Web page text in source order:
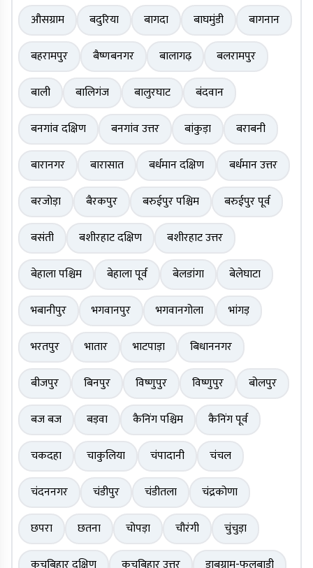
औसग्राम
बदुरिया बागदा बाघमुंडी
बागनान
बहरामपुर
बैष्णबनगर बालागढ़
बलरामपुर
बाली
बालिगंज बालुरघाट
बंदवान
बनगांव दक्षिण
बनगांव उत्तर बांकुड़ा
बराबनी
बारानगर
बारासात बर्धमान दक्षिण
बर्धमान उत्तर
बरजोड़ा
बैरकपुर बरुईपुर पश्चिम
बरुईपुर पूर्व
बसंती
बशीरहाट दक्षिण
बशीरहाट उत्तर
बेहाला पश्चिम
बेहाला पूर्व बेलडांगा
बेलेघाटा
भबानीपुर
भगवानपुर भगवानगोला
भांगड़
भरतपुर
भातार भाटपाड़ा
बिधाननगर
बीजपुर
बिनपुर विष्णुपुर विष्णुपुर
बोलपुर
बज बज
बड़वा कैनिंग पश्चिम
कैनिंग पूर्व
चकदहा
चाकुलिया चंपादानी
चंचल
चंदननगर
चंडीपुर चंडीतला
चंद्रकोणा
छपरा
छतना चोपड़ा चौरंगी
चुंचुड़ा